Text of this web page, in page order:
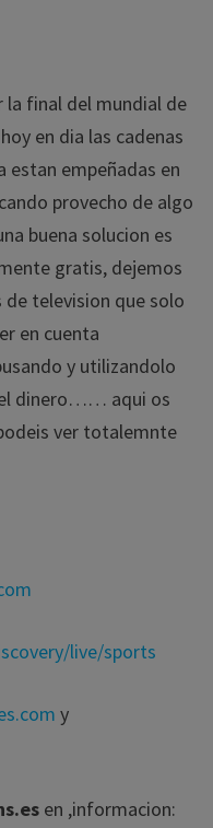
la final del mundial de
en dia las cadenas
estan empeñadas en
provecho de algo
buena solucion es
gratis, dejemos
de television que solo
en cuenta
y utilizandolo
el dinero…… aqui os
ver totalemnte
live/sports
y
en ,informacion: